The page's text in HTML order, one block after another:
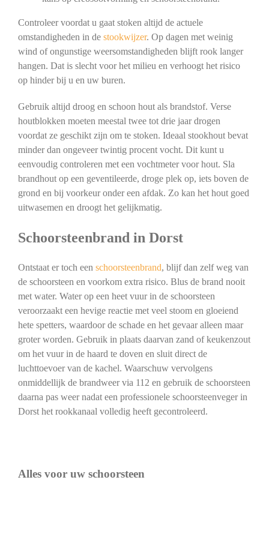
Controleer voordat u gaat stoken altijd de actuele
omstandigheden in de stookwijzer. Op dagen met weinig
wind of ongunstige weersomstandigheden blijft rook langer
hangen. Dat is slecht voor het milieu en verhoogt het risico
op hinder bij u en uw buren.
Gebruik altijd droog en schoon hout als brandstof. Verse
houtblokken moeten meestal twee tot drie jaar drogen
voordat ze geschikt zijn om te stoken. Ideaal stookhout bevat
minder dan ongeveer twintig procent vocht. Dit kunt u
eenvoudig controleren met een vochtmeter voor hout. Sla
brandhout op een geventileerde, droge plek op, iets boven de
grond en bij voorkeur onder een afdak. Zo kan het hout goed
uitwasemen en droogt het gelijkmatig.
Schoorsteenbrand in Dorst
Ontstaat er toch een schoorsteenbrand, blijf dan zelf weg van
de schoorsteen en voorkom extra risico. Blus de brand nooit
met water. Water op een heet vuur in de schoorsteen
veroorzaakt een hevige reactie met veel stoom en gloeiend
hete spetters, waardoor de schade en het gevaar alleen maar
groter worden. Gebruik in plaats daarvan zand of keukenzout
om het vuur in de haard te doven en sluit direct de
luchttoevoer van de kachel. Waarschuw vervolgens
onmiddellijk de brandweer via 112 en gebruik de schoorsteen
daarna pas weer nadat een professionele schoorsteenveger in
Dorst het rookkanaal volledig heeft gecontroleerd.
Alles voor uw schoorsteen